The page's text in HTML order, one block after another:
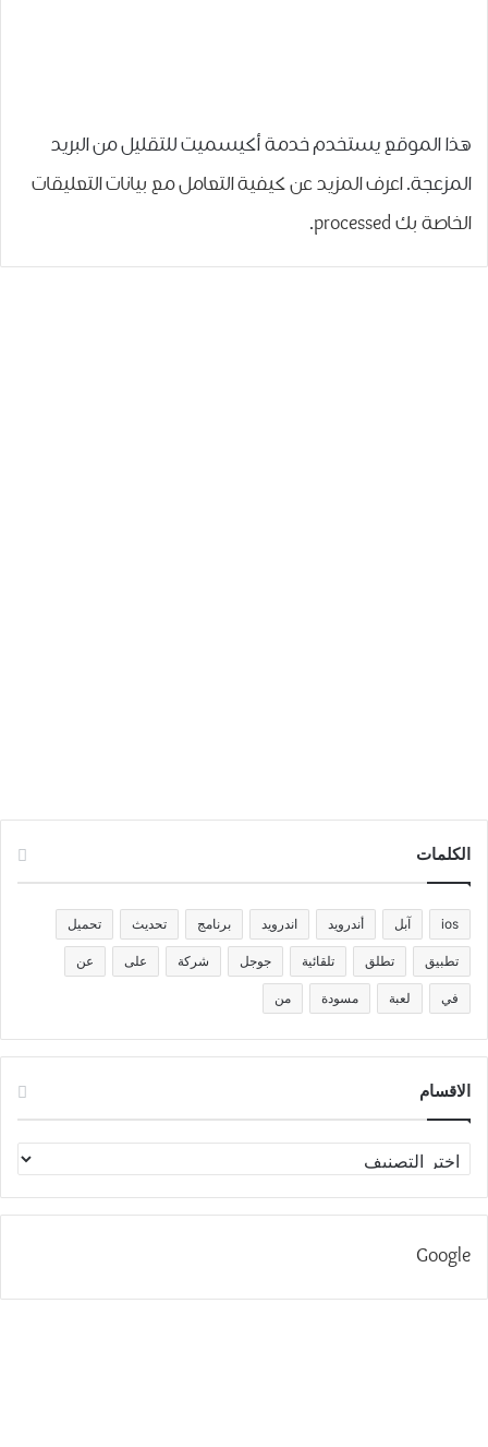
هذا الموقع يستخدم خدمة أكيسميت للتقليل من البريد
المزعجة.اعرف المزيد عن كيفية التعامل مع بيانات التعليقات
الخاصة بك processed
.
الكلمات
ios آبل أندرويد اندرويد برنامج تحديث تحميل
تطبيق تطلق تلقائية جوجل شركة على عن
في لعبة مسودة من
الاقسام
الاقسام
Google